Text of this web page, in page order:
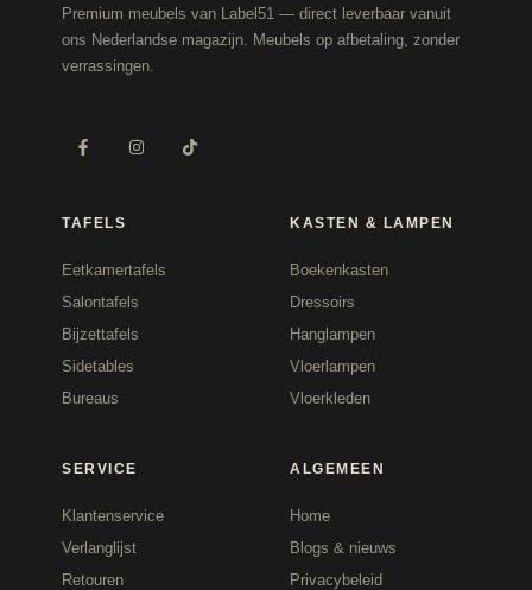
Premium meubels van Label51 — direct leverbaar vanuit
ons Nederlandse magazijn. Meubels op afbetaling, zonder
verrassingen.
TAFELS
Eetkamertafels
Salontafels
Bijzettafels
Sidetables
Bureaus
KASTEN & LAMPEN
Boekenkasten
Dressoirs
Hanglampen
Vloerlampen
Vloerkleden
SERVICE
Klantenservice
Verlanglijst
Retouren
ALGEMEEN
Home
Blogs & nieuws
Privacybeleid